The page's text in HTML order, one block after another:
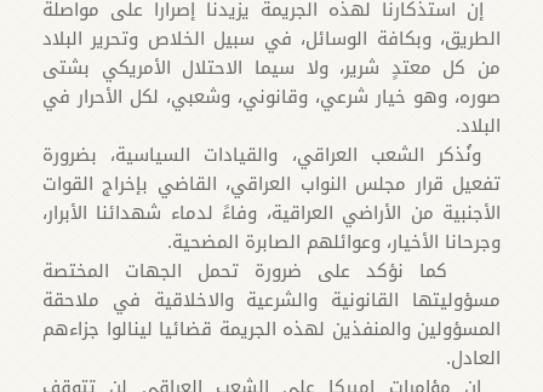
إن استذكارنا لهذه الجريمة يزيدنا إصرارا على مواصلة
الطريق، وبكافة الوسائل، في سبيل الخلاص وتحرير البلاد
من كل معتدٍ شرير، ولا سيما الاحتلال الأمريكي بشتى
صوره، وهو خيار شرعي، وقانوني، وشعبي، لكل الأحرار في
البلاد.
ونُذكر الشعب العراقي، والقيادات السياسية، بضرورة
تفعيل قرار مجلس النواب العراقي، القاضي بإخراج القوات
الأجنبية من الأراضي العراقية، وفاءً لدماء شهدائنا الأبرار،
وجرحانا الأخيار، وعوائلهم الصابرة المضحية.
كما نؤكد على ضرورة تحمل الجهات المختصة
مسؤوليتها القانونية والشرعية والاخلاقية في ملاحقة
المسؤولين والمنفذين لهذه الجريمة قضائيا لينالوا جزاءهم
العادل.